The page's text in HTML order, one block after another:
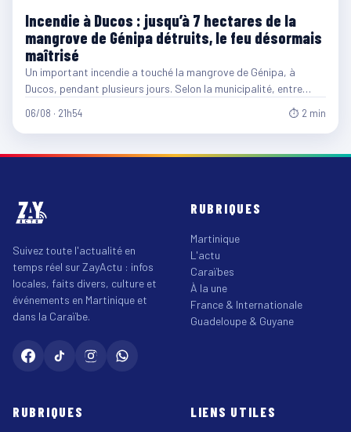
Incendie à Ducos : jusqu’à 7 hectares de la
mangrove de Génipa détruits, le feu désormais
maîtrisé
Un important incendie a touché la mangrove de Génipa, à
Ducos, pendant plusieurs jours. Selon la municipalité, entre…
06/08 · 21h54 ⏱ 2 min
Suivez toute l'actualité en
temps réel sur ZayActu : infos
locales, faits divers, culture et
événements en Martinique et
dans la Caraïbe.
RUBRIQUES
Martinique
L'actu
Caraïbes
À la une
France & Internationale
Guadeloupe & Guyane
RUBRIQUES LIENS UTILES